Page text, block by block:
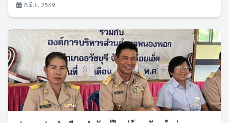
8 มิ.ย. 2569